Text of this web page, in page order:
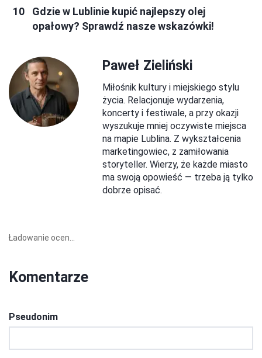
Gdzie w Lublinie kupić najlepszy olej
opałowy? Sprawdź nasze wskazówki!
Paweł Zieliński
Miłośnik kultury i miejskiego stylu
życia. Relacjonuje wydarzenia,
koncerty i festiwale, a przy okazji
wyszukuje mniej oczywiste miejsca
na mapie Lublina. Z wykształcenia
marketingowiec, z zamiłowania
storyteller. Wierzy, że każde miasto
ma swoją opowieść — trzeba ją tylko
dobrze opisać.
Ładowanie ocen...
Komentarze
Pseudonim